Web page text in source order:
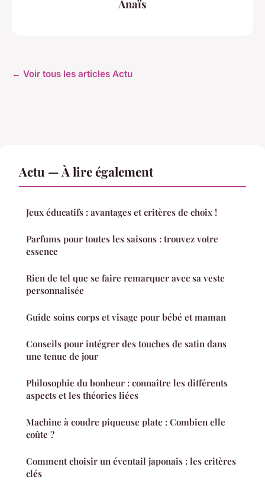
Anaïs
← Voir tous les articles Actu
Actu — À lire également
Jeux éducatifs : avantages et critères de choix !
Parfums pour toutes les saisons : trouvez votre
essence
Rien de tel que se faire remarquer avec sa veste
personnalisée
Guide soins corps et visage pour bébé et maman
Conseils pour intégrer des touches de satin dans
une tenue de jour
Philosophie du bonheur : connaître les différents
aspects et les théories liées
Machine à coudre piqueuse plate : Combien elle
coûte ?
Comment choisir un éventail japonais : les critères
clés